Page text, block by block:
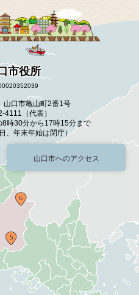
市役所
口市亀山町2番1号
4111（代表）
時30分から17時15分まで
、年末年始は閉庁）
山口市へのアクセス